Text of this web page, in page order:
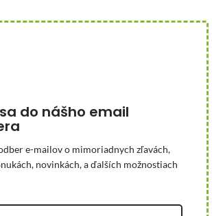
do nášho email
e-mailov o mimoriadnych zľavách,
novinkách, a ďalších možnostiach